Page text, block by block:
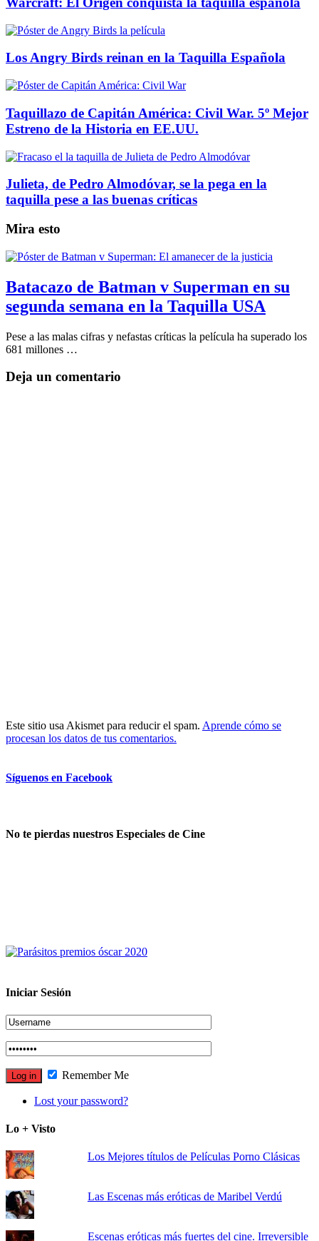
Los Angry Birds reinan en la Taquilla Española
Taquillazo de Capitán América: Civil War. 5º Mejor
Estreno de la Historia en EE.UU.
Julieta, de Pedro Almodóvar, se la pega en la
taquilla pese a las buenas críticas
Mira esto
Batacazo de Batman v Superman en su
segunda semana en la Taquilla USA
Pese a las malas cifras y nefastas críticas la película ha superado los
681 millones …
Deja un comentario
Este sitio usa Akismet para reducir el spam. Aprende cómo se
procesan los datos de tus comentarios.
Síguenos en Facebook
No te pierdas nuestros Especiales de Cine
Iniciar Sesión
Remember Me
Lost your password?
Lo + Visto
Los Mejores títulos de Películas Porno Clásicas
Las Escenas más eróticas de Maribel Verdú
Escenas eróticas más fuertes del cine. Irreversible